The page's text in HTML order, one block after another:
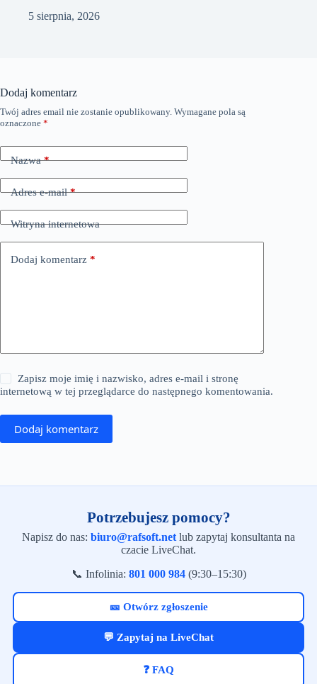
5 sierpnia, 2026
Dodaj komentarz
Twój adres email nie zostanie opublikowany. Wymagane pola są
oznaczone *
Nazwa*
Adres e-mail*
Witryna internetowa
Dodaj komentarz *
Zapisz moje imię i nazwisko, adres e-mail i stronę
internetową w tej przeglądarce do następnego komentowania.
Dodaj komentarz
Potrzebujesz pomocy?
Napisz do nas: biuro@rafsoft.net lub zapytaj konsultanta na
czacie LiveChat.
📞 Infolinia: 801 000 984(9:30–15:30)
🎫 Otwórz zgłoszenie
💬 Zapytaj na LiveChat
❓ FAQ